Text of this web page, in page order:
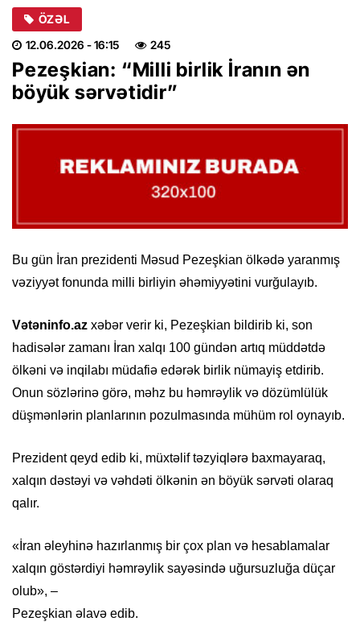
ÖZƏL
12.06.2026 - 16:15 245
Pezeşkian: “Milli birlik İranın ən
böyük sərvətidir”
Bu gün İran prezidenti Məsud Pezeşkian ölkədə yaranmış
vəziyyət fonunda milli birliyin əhəmiyyətini vurğulayıb.
Vətəninfo.az xəbər verir ki, Pezeşkian bildirib ki, son
hadisələr zamanı İran xalqı 100 gündən artıq müddətdə
ölkəni və inqilabı müdafiə edərək birlik nümayiş etdirib.
Onun sözlərinə görə, məhz bu həmrəylik və dözümlülük
düşmənlərin planlarının pozulmasında mühüm rol oynayıb.
Prezident qeyd edib ki, müxtəlif təzyiqlərə baxmayaraq,
xalqın dəstəyi və vəhdəti ölkənin ən böyük sərvəti olaraq
qalır.
«İran əleyhinə hazırlanmış bir çox plan və hesablamalar
xalqın göstərdiyi həmrəylik sayəsində uğursuzluğa düçar
olub», –
Pezeşkian əlavə edib.